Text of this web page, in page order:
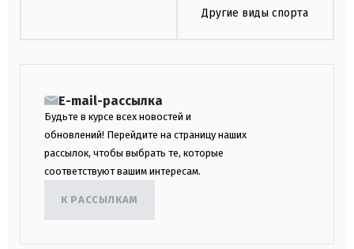
Другие виды спорта
E-mail-рассылка
Будьте в курсе всех новостей и
обновлений! Перейдите на страницу наших
рассылок, чтобы выбрать те, которые
соответствуют вашим интересам.
К РАССЫЛКАМ